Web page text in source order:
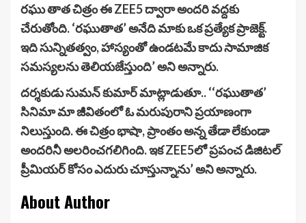
రఘు తాత చిత్రం ఈ ZEE5 ద్వారా అందరి వద్దకు
చేరుతోంది. ‘రఘుతాత’ అనేది మాకు ఒక ప్రత్యేక ప్రాజెక్ట్.
ఇది సున్నితత్వం, హాస్యంతో ఉండటమే కాదు సామాజిక
సమస్యలను తెలియజేస్తుంది’ అని అన్నారు.
దర్శకుడు సుమన్ కుమార్ మాట్లాడుతూ.. ‘‘రఘుతాత’
సినిమా మా జీవితంలో ఓ మరుపురాని ప్రయాణంగా
నిలుస్తుంది. ఈ చిత్రం భాషా, ప్రాంతం అన్న తేడా లేకుండా
అందరినీ అలరించగలిగింది. ఇక ZEE5లో ప్రపంచ డిజిటల్
ప్రీమియర్ కోసం ఎదురు చూస్తున్నాను’ అని అన్నారు.
About Author